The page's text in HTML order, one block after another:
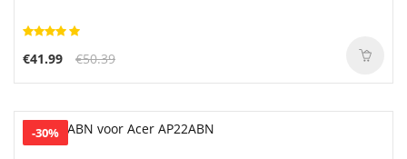
€41.99 €50.39
-30%